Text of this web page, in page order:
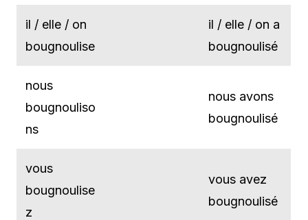
il / elle / on
bougnoulise
il / elle / on a
bougnoulisé
nous
bougnouliso
ns
nous avons
bougnoulisé
vous
bougnoulise
z
vous avez
bougnoulisé